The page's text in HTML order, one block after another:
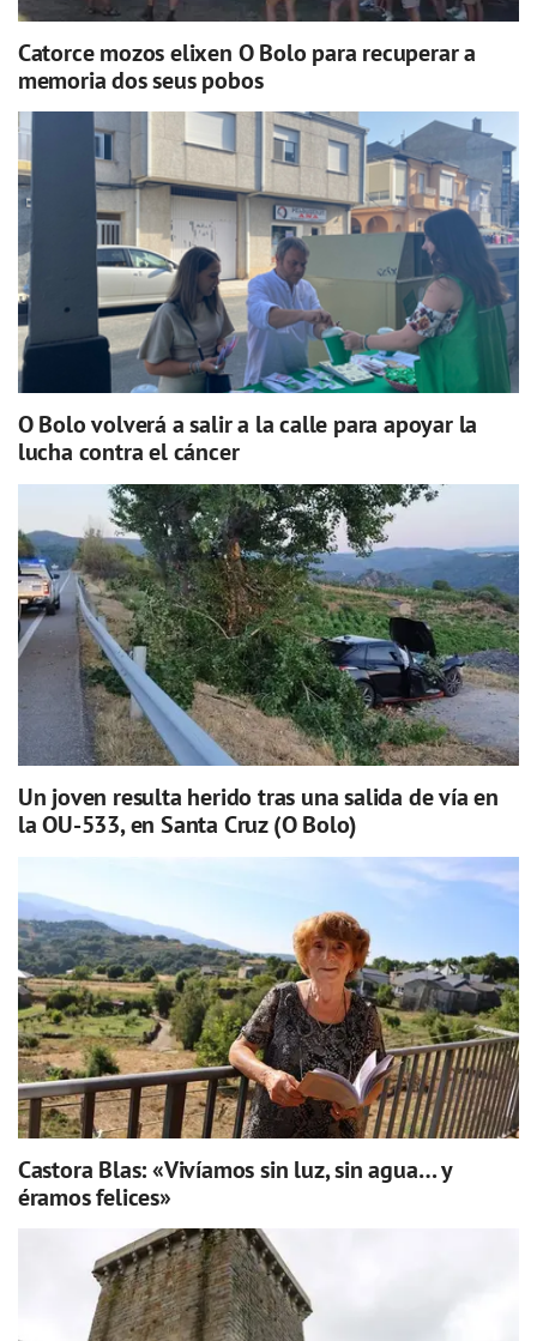
Catorce mozos elixen O Bolo para recuperar a
memoria dos seus pobos
O Bolo volverá a salir a la calle para apoyar la
lucha contra el cáncer
Un joven resulta herido tras una salida de vía en
la OU-533, en Santa Cruz (O Bolo)
Castora Blas: «Vivíamos sin luz, sin agua… y
éramos felices»